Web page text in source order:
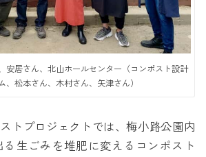
安居さん、北山ホールセンター（コンポスト設計
、松本さん、木村さん、矢津さん）
トプロジェクトでは、梅小路公園内
生ごみを堆肥に変えるコンポスト